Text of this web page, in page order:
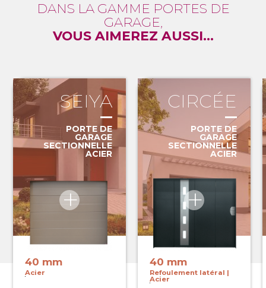
DANS LA GAMME PORTES DE
GARAGE,
VOUS AIMEREZ AUSSI...
SEIYA
PORTE DE
GARAGE
SECTIONNELLE
ACIER
40 mm
Acier
CIRCÉE
PORTE DE
GARAGE
SECTIONNELLE
ACIER
40 mm
Refoulement latéral |
Acier